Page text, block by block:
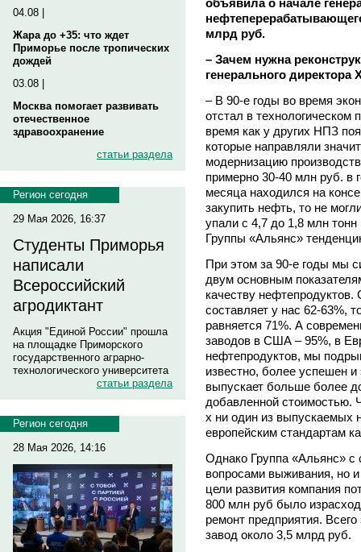
04.08 |
Жара до +35: что ждет
Приморье после тропических
дождей
03.08 |
Москва помогает развивать
отечественное
здравоохранение
статьи раздела
Регион сегодня
29 Мая 2026, 16:37
Студенты Приморья
написали
Всероссийский
агродиктант
Акция "Единой России" прошла
на площадке Приморского
государственного аграрно-
технологического университета
статьи раздела
Регион сегодня
28 Мая 2026, 14:16
млрд руб.
– Зачем нужна
генерального
– В 90-е годы во время
отстал в технологическом
время как у других НПЗ
которые направляли
модернизацию
примерно 30-40 млн руб. в
месяца находился на
закупить нефть, то не
упали с 4,7 до 1,8 млн
Группы «Альянс»
При этом за 90-е годы мы
двум основным
качеству нефтепродуктов.
составляет у нас 62-63%,
равняется 71%. А
заводов в США – 95%, в
нефтепродуктов, мы
известно, более успешен
выпускает больше более
добавленной стоимостью.
х ни один из выпускаемых
европейским стандартам
Однако Группа «Альянс» с
вопросами выживания, но
цели развития компания
800 млн руб было
ремонт предприятия.
завод около 3,5 млрд руб.